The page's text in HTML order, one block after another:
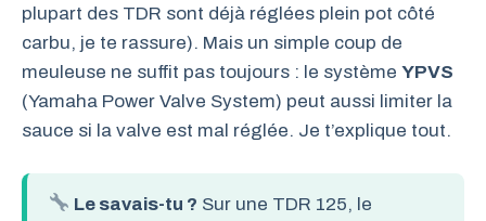
plupart des TDR sont déjà réglées plein pot côté
carbu, je te rassure). Mais un simple coup de
meuleuse ne suffit pas toujours : le système YPVS
(Yamaha Power Valve System) peut aussi limiter la
sauce si la valve est mal réglée. Je t’explique tout.
Le savais-tu ? Sur une TDR 125, le